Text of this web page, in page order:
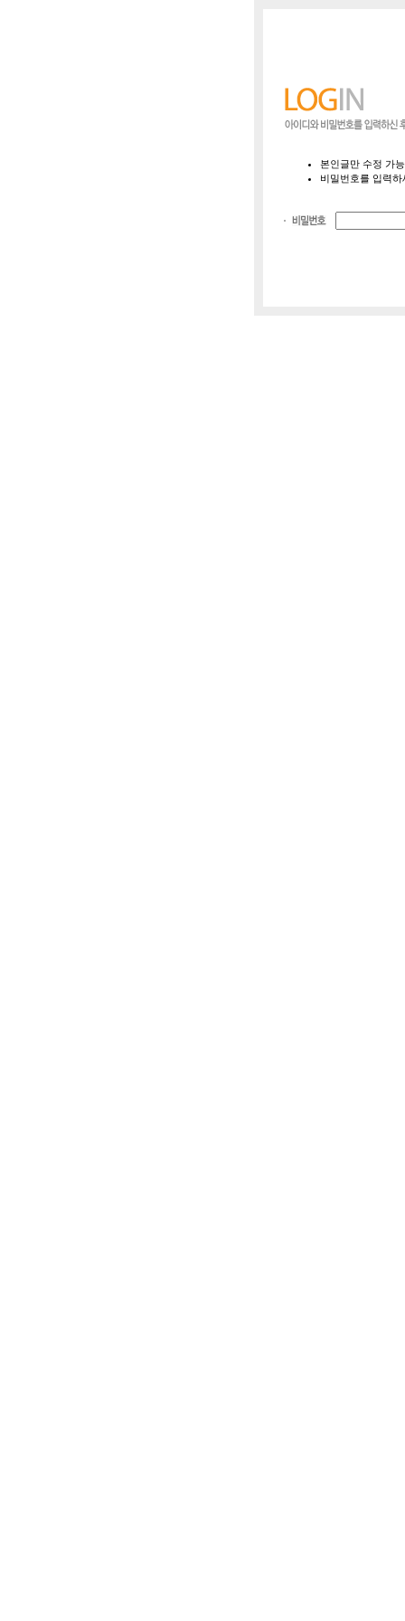
본인글만 수정 가
비밀번호를 입력하